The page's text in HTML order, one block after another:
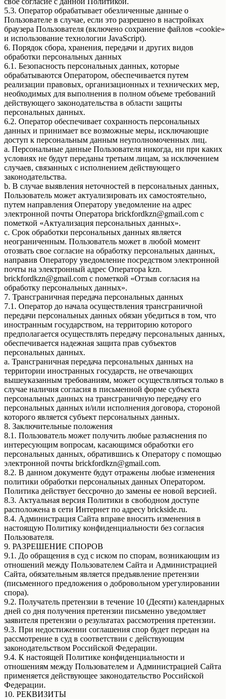
5.3. Оператор обрабатывает обезличенные данные о
Пользователе в случае, если это разрешено в настройках
браузера Пользователя (включено сохранение файлов «cookie»
и использование технологии JavaScript).
6. Порядок сбора, хранения, передачи и других видов
обработки персональных данных
6.1. Безопасность персональных данных, которые
обрабатываются Оператором, обеспечивается путем
реализации правовых, организационных и технических мер,
необходимых для выполнения в полном объеме требований
действующего законодательства в области защиты
персональных данных.
6.2. Оператор обеспечивает сохранность персональных
данных и принимает все возможные меры, исключающие
доступ к персональным данным неуполномоченных лиц.
a. Персональные данные Пользователя никогда, ни при каких
условиях не будут переданы третьим лицам, за исключением
случаев, связанных с исполнением действующего
законодательства.
b. В случае выявления неточностей в персональных данных,
Пользователь может актуализировать их самостоятельно,
путем направления Оператору уведомление на адрес
электронной почты Оператора brickfordkzn@gmail.com с
пометкой «Актуализация персональных данных».
c. Срок обработки персональных данных является
неограниченным. Пользователь может в любой момент
отозвать свое согласие на обработку персональных данных,
направив Оператору уведомление посредством электронной
почты на электронный адрес Оператора kzn.
brickfordkzn@gmail.com с пометкой «Отзыв согласия на
обработку персональных данных».
7. Трансграничная передача персональных данных
7.1. Оператор до начала осуществления трансграничной
передачи персональных данных обязан убедиться в том, что
иностранным государством, на территорию которого
предполагается осуществлять передачу персональных данных,
обеспечивается надежная защита прав субъектов
персональных данных.
a. Трансграничная передача персональных данных на
территории иностранных государств, не отвечающих
вышеуказанным требованиям, может осуществляться только в
случае наличия согласия в письменной форме субъекта
персональных данных на трансграничную передачу его
персональных данных и/или исполнения договора, стороной
которого является субъект персональных данных.
8. Заключительные положения
8.1. Пользователь может получить любые разъяснения по
интересующим вопросам, касающимся обработки его
персональных данных, обратившись к Оператору с помощью
электронной почты brickfordkzn@gmail.com.
8.2. В данном документе будут отражены любые изменения
политики обработки персональных данных Оператором.
Политика действует бессрочно до замены ее новой версией.
8.3. Актуальная версия Политики в свободном доступе
расположена в сети Интернет по адресу brickside.ru.
8.4. Администрация Сайта вправе вносить изменения в
настоящую Политику конфиденциальности без согласия
Пользователя.
9. РАЗРЕШЕНИЕ СПОРОВ
9.1. До обращения в суд с иском по спорам, возникающим из
отношений между Пользователем Сайта и Администрацией
Сайта, обязательным является предъявление претензии
(письменного предложения о добровольном урегулировании
спора).
9.2. Получатель претензии в течение 10 (Десяти) календарных
дней со дня получения претензии письменно уведомляет
заявителя претензии о результатах рассмотрения претензии.
9.3. При недостижении соглашения спор будет передан на
рассмотрение в суд в соответствии с действующим
законодательством Российской Федерации.
9.4. К настоящей Политике конфиденциальности и
отношениям между Пользователем и Администрацией Сайта
применяется действующее законодательство Российской
Федерации.
10. РЕКВИЗИТЫ